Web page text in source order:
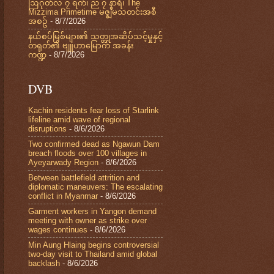
ဩဂုတ်လ ၇ ရက်၊ ည ၇ နာရီ၊ The
Mizzima Primetime မဇ္စျိမသတင်းအစီ
အစဥ် - 8/7/2026
နယ်စပ်မြစ်များ၏ သတ္တုအဆိပ်သင့်မှုနှင့်
တရုတ်၏ ဗျူဟာမြောက် အခန်း
ကဏ္ဍ - 8/7/2026
DVB
Kachin residents fear loss of Starlink
lifeline amid wave of regional
disruptions - 8/6/2026
Two confirmed dead as Ngawun Dam
breach floods over 100 villages in
Ayeyarwady Region - 8/6/2026
Between battlefield attrition and
diplomatic maneuvers: The escalating
conflict in Myanmar - 8/6/2026
Garment workers in Yangon demand
meeting with owner as strike over
wages continues - 8/6/2026
Min Aung Hlaing begins controversial
two-day visit to Thailand amid global
backlash - 8/6/2026